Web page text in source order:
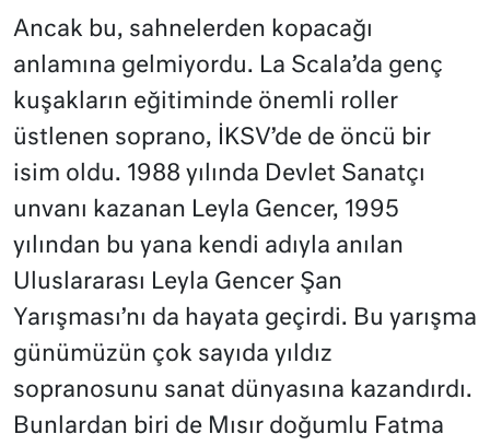
Ancak bu, sahnelerden kopacağı
anlamına gelmiyordu. La Scala’da genç
kuşakların eğitiminde önemli roller
üstlenen soprano, İKSV’de de öncü bir
isim oldu. 1988 yılında Devlet Sanatçı
unvanı kazanan Leyla Gencer, 1995
yılından bu yana kendi adıyla anılan
Uluslararası Leyla Gencer Şan
Yarışması’nı da hayata geçirdi. Bu yarışma
günümüzün çok sayıda yıldız
sopranosunu sanat dünyasına kazandırdı.
Bunlardan biri de Mısır doğumlu Fatma